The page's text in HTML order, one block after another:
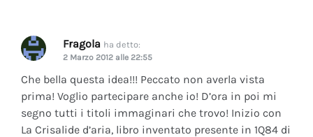
Fragola ha detto:
2 Marzo 2012 alle 22:55
Che bella questa idea!!! Peccato non averla vista
prima! Voglio partecipare anche io! D’ora in poi mi
segno tutti i titoli immaginari che trovo! Inizio con
La Crisalide d’aria, libro inventato presente in 1Q84 di